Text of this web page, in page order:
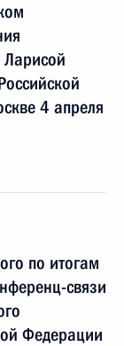
Ларисой
4 апреля
по итогам
связи
Федерации